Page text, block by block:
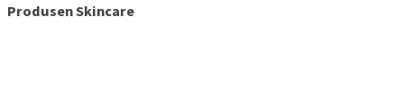
Produsen Skincare